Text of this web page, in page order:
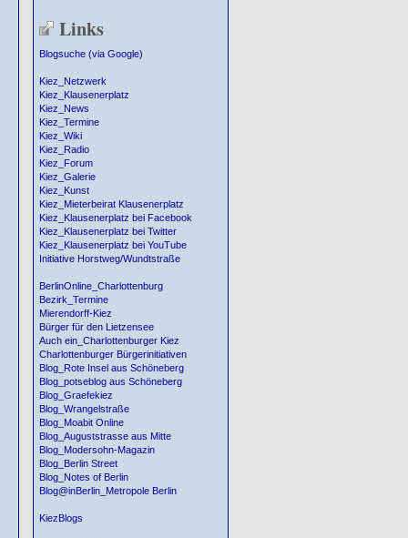
Links
Blogsuche (via Google)
Kiez_Netzwerk
Kiez_Klausenerplatz
Kiez_News
Kiez_Termine
Kiez_Wiki
Kiez_Radio
Kiez_Forum
Kiez_Galerie
Kiez_Kunst
Kiez_Mieterbeirat Klausenerplatz
Kiez_Klausenerplatz bei Facebook
Kiez_Klausenerplatz bei Twitter
Kiez_Klausenerplatz bei YouTube
Initiative Horstweg/Wundtstraße
BerlinOnline_Charlottenburg
Bezirk_Termine
Mierendorff-Kiez
Bürger für den Lietzensee
Auch ein_Charlottenburger Kiez
Charlottenburger Bürgerinitiativen
Blog_Rote Insel aus Schöneberg
Blog_potseblog aus Schöneberg
Blog_Graefekiez
Blog_Wrangelstraße
Blog_Moabit Online
Blog_Auguststrasse aus Mitte
Blog_Modersohn-Magazin
Blog_Berlin Street
Blog_Notes of Berlin
Blog@inBerlin_Metropole Berlin
KiezBlogs